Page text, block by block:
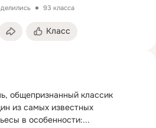
93 класса
Класс
общепризнанный классик
из самых известных
в особенности:...